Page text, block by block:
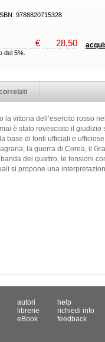
9788820715328
€ 28,50
del 5%.
vittoria dell’esercito rosso
è stato rovesciato il
base di fonti ufficiali e
la guerra di Corea, il
dei quattro, le tensioni
si propone una
autori
librerie
eBook
help
richiedi info
feedback